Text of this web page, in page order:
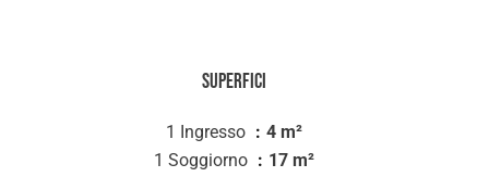
Superfici
1 Ingresso
4 m²
1 Soggiorno
17 m²